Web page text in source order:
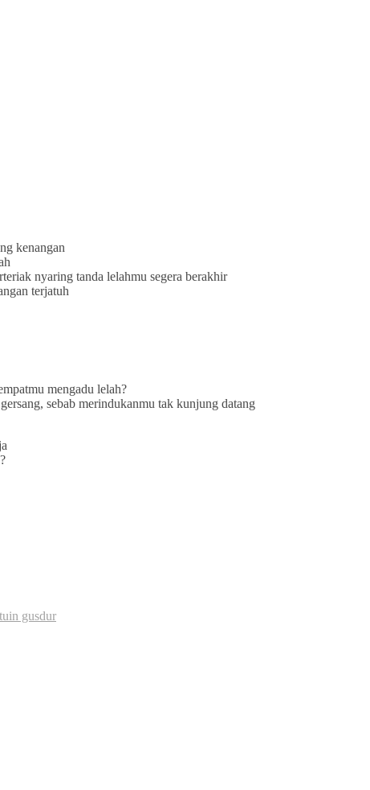
kenangan
nyaring tanda lelahmu segera berakhir
terjatuh
mengadu lelah?
sebab merindukanmu tak kunjung datang
uin gusdur